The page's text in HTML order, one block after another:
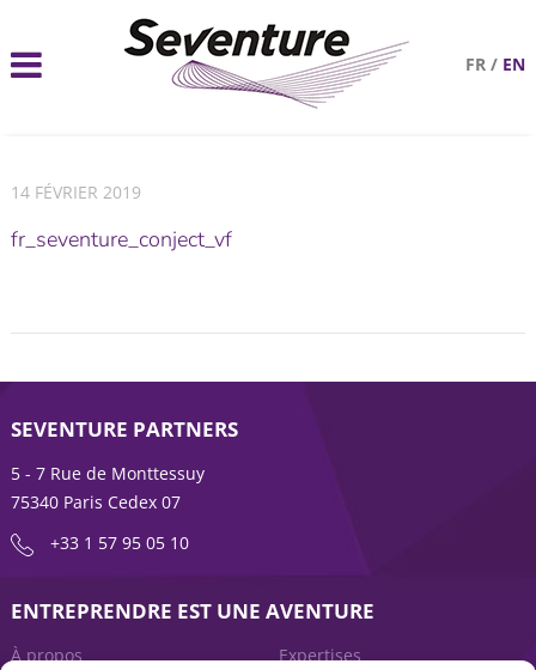
FR / EN
14 FÉVRIER 2019
fr_seventure_conject_vf
SEVENTURE PARTNERS
5 - 7 Rue de Monttessuy
75340 Paris Cedex 07
+33 1 57 95 05 10
ENTREPRENDRE EST UNE AVENTURE
À propos
Expertises